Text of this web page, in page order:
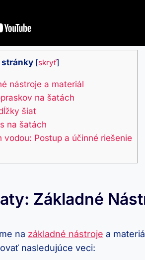
stránky [skryť]
nástroje a ⁣materiál
na šatách
šiat
na⁢ šatách
Postup a účinné⁤ riešenie
‌Základné
na základné nástroje a
nasledujúce veci: